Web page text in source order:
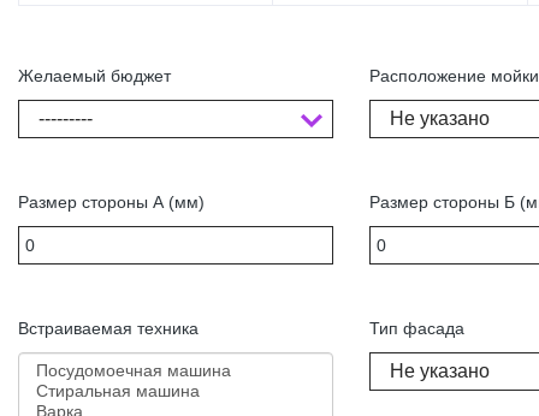
Желаемый бюджет
---------
Размер стороны А (мм)
Встраиваемая техника
Расположение мойки
Не указано
Размер стороны Б
Тип фасада
Не указано